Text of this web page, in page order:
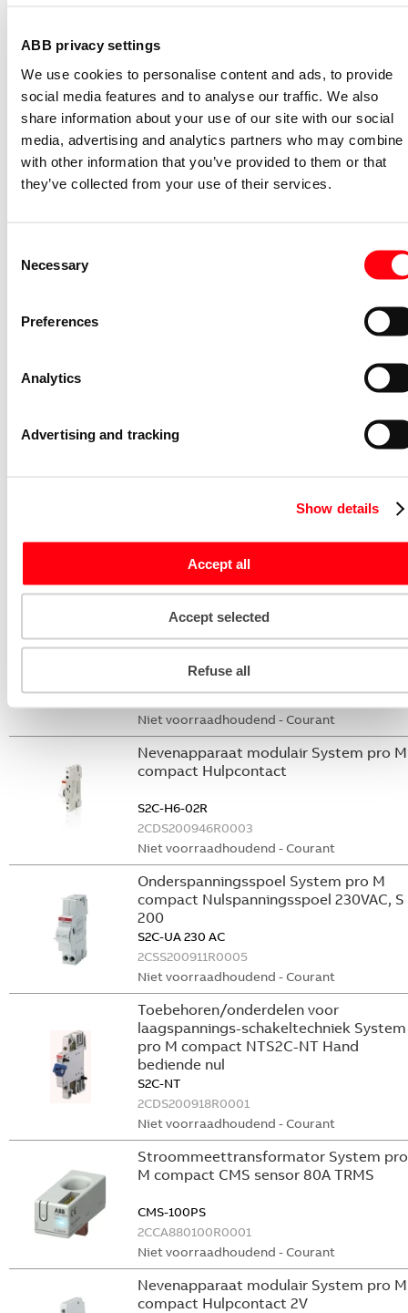
ABB privacy settings
We use cookies to personalise content and ads, to provide
social media features and to analyse our traffic. We also
share information about your use of our site with our social
media, advertising and analytics partners who may combine
with other information that you’ve provided to them or that
they’ve collected from your use of their services.
Selection
Necessary
Preferences
Analytics
Advertising and tracking
Show details
Accept all
Accept selected
Refuse all
2CDS200936R0001
Niet voorraadhoudend - Courant
Nevenapparaat modulair System pro M
compact Hulpcontact aan de
2NO
S2C-H6-20R
2CDS200946R0002
M compact CMS sensor 40A TRMS
vermogensschakelaar System pro M
GHS2001901R0003
M compact CMS sensor 20A TRMS
2CCA880102R0001
Niet voorraadhoudend - Courant
Nevenapparaat modulair System pro M
compact Hulpcontact 2M
S2C-H20L
Niet voorraadhoudend - Courant
Nevenapparaat modulair System pro M
compact Hulpcontact
S2C-H6-02R
2CDS200946R0003
Niet voorraadhoudend - Courant
Onderspanningsspoel System pro M
compact Nulspanningsspoel 230VAC, S
200
S2C-UA 230 AC
2CSS200911R0005
Niet voorraadhoudend - Courant
Toebehoren/onderdelen voor
laagspannings-schakeltechniek System
pro M compact NTS2C-NT Hand
bediende nul
S2C-NT
2CDS200918R0001
Niet voorraadhoudend - Courant
Stroommeettransformator System pro
M compact CMS sensor 80A TRMS
CMS-100PS
2CCA880100R0001
Niet voorraadhoudend - Courant
Nevenapparaat modulair System pro M
compact Hulpcontact 2V